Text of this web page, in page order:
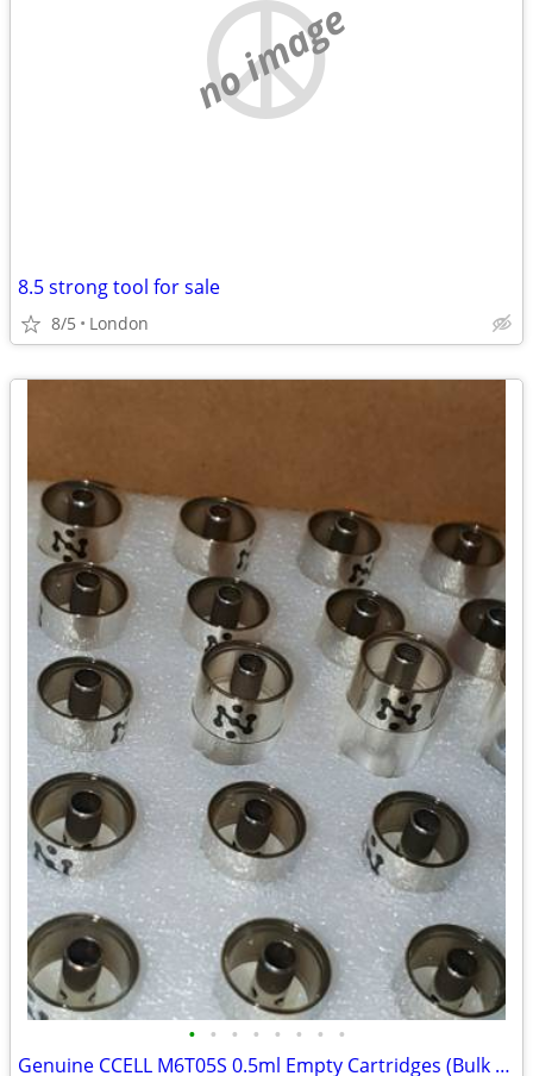
no image
8.5 strong tool for sale
8/5 London
• • • • • • • •
Genuine CCELL M6T05S 0.5ml Empty Cartridges (Bulk Lot)